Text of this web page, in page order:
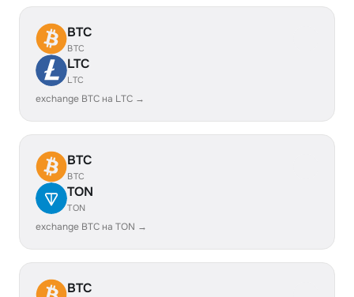
BTC
BTC
LTC
LTC
exchange BTC на LTC →
BTC
BTC
TON
TON
exchange BTC на TON →
BTC